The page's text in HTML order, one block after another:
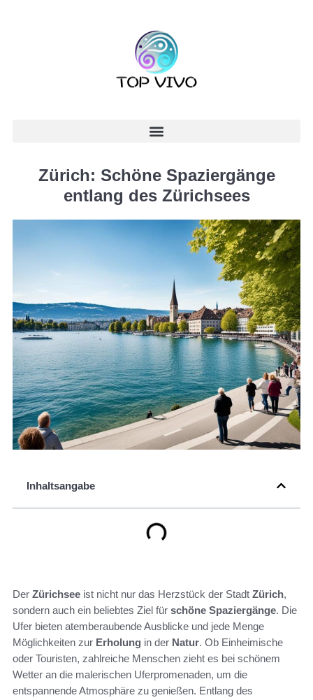
Zürich: Schöne Spaziergänge
entlang des Zürichsees
Inhaltsangabe
Der Zürichsee ist nicht nur das Herzstück der Stadt Zürich,
sondern auch ein beliebtes Ziel für schöne Spaziergänge. Die
Ufer bieten atemberaubende Ausblicke und jede Menge
Möglichkeiten zur Erholung in der Natur. Ob Einheimische
oder Touristen, zahlreiche Menschen zieht es bei schönem
Wetter an die malerischen Uferpromenaden, um die
entspannende Atmosphäre zu genießen. Entlang des